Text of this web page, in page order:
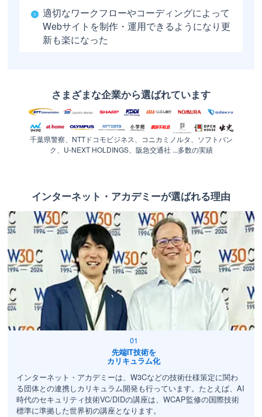
適切なワークフローやコーディングによって
Webサイトを制作・運用できるようになり更
新も楽になった
さまざまな企業から選ばれています
千葉県警察、NTTドコモビジネス、コニカミノルタ、ソフトバン
ク、U-NEXT HOLDINGS、阪急交通社 ...多数の実績
インターネット・アカデミーが選ばれる理由
先端IT技術を
カリキュラム化
インターネット・アカデミーは、W3Cなどの技術仕様策定に関わ
る団体との連携しカリキュラム開発も行っています。たとえば、AI
時代のセキュリティ技術VC/DIDの講座は、WCAP監修の国際技術
標準に準拠した世界初の講座となります。